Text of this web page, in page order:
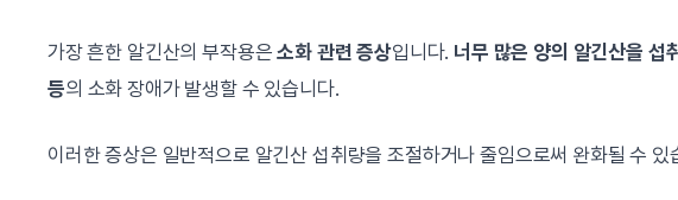
가장 흔한 알긴산의 부작용은소화 관련 증상입니다. 너무 많은 양의 알긴산을 섭
등의 소화 장애가 발생할 수 있습니다.
이러한 증상은 일반적으로 알긴산 섭취량을 조절하거나 줄임으로써 완화될 수 있